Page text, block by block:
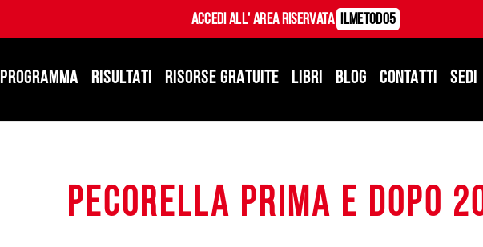
Accedi all' Area Riservata ILMetodo5
PROGRAMMA RISULTATI RISORSE GRATUITE LIBRI BLOG CONTATTI SEDI
pecorella prima e dopo